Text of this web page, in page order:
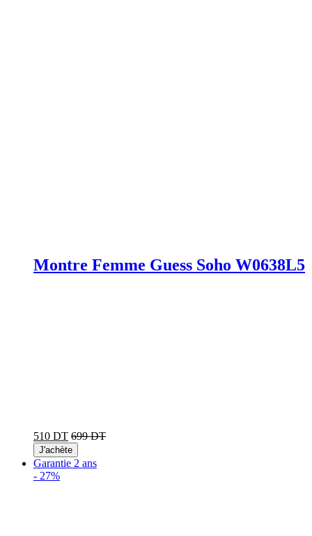
Montre Femme Guess Soho W0638L5
510 DT 699 DT
J'achète
Garantie 2 ans
- 27%